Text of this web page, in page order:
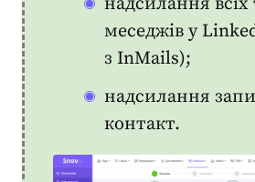
меседжів у
з InMails);
надсилання
контакт.